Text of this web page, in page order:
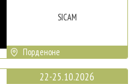
SICAM
Порденоне
22-25.10.2026